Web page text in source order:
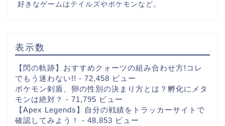
好きなゲームはテイルズやポケモンなど。
表示数
【閃の軌跡】おすすめクォーツの組み合わせ方!コレ
でもう迷わない!! - 72,458 ビュー
ポケモン剣盾、卵の性別の決まり方とは？孵化にメタ
モンは絶対？ - 71,795 ビュー
【Apex Legends】自分の戦績をトラッカーサイトで
確認してみよう！
- 48,853 ビュー